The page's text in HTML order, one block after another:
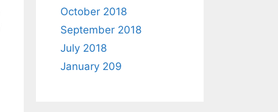
October 2018
September 2018
July 2018
January 209